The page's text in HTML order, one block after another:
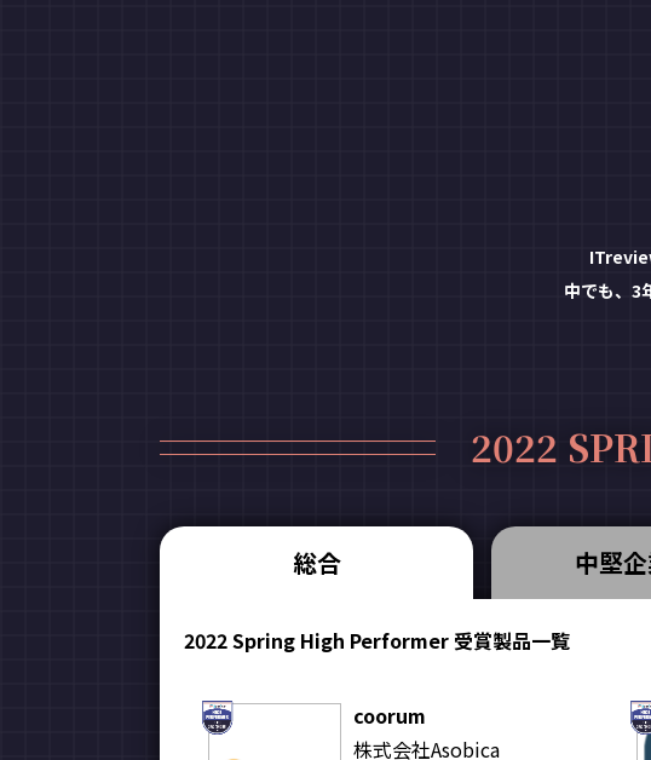
中でも、3
2022
総合 中堅
2022 Spring High Performer 受賞製品一覧
coorum
株式会社Asobica